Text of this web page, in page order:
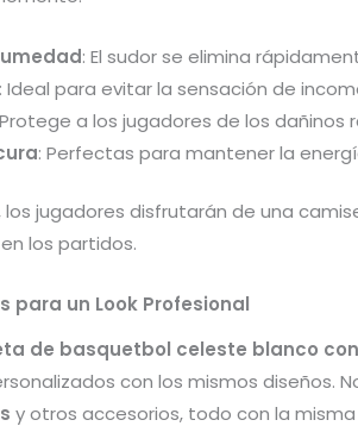
: El sudor se elimina
: Ideal para evitar la sensación de
a los jugadores de los dañinos
: Perfectas para mantener la
jugadores disfrutarán de una
los partidos.
para un Look Profesional
de basquetbol celeste blanco
con los mismos diseños.
y otros accesorios, todo con la